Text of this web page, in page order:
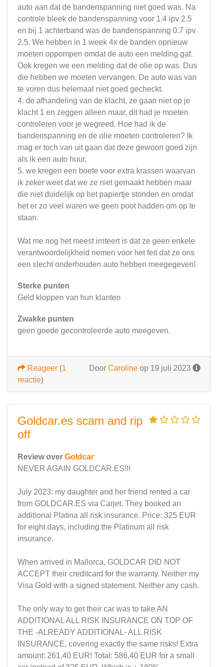
auto aan dat de bandenspanning niet goed was. Na
controle bleek de bandenspanning voor 1.4 ipv 2.5
en bij 1 achterband was de bandenspanning 0.7 ipv
2.5. We hebben in 1 week 4x de banden opnieuw
moeten oppompen omdat de auto een melding gaf.
Ook kregen we een melding dat de olie op was. Dus
die hebben we moeten vervangen. De auto was van
te voren dus helemaal niet goed gecheckt.
4. de afhandeling van de klacht, ze gaan niet op je
klacht 1 en zeggen alleen maar, dit had je moeten
controleren voor je wegreed. Hoe had ik de
bandenspanning en de olie moeten controleren? Ik
mag er toch van uit gaan dat deze gewoon goed zijn
als ik een auto huur.
5. we kregen een boete voor extra krassen waarvan
ik zeker weet dat we ze niet gemaakt hebben maar
die niet duidelijk op het papiertje stonden en omdat
het er zo veel waren we geen poot hadden om op te
staan.
Wat me nog het meest irriteert is dat ze geen enkele
verantwoordelijkheid nemen voor het feit dat ze ons
een slecht onderhouden auto hebben meegegeven!
Sterke punten
Geld kloppen van hun klanten
Zwakke punten
geen goede gecontroleerde auto meegeven.
Door Caroline op 19 juli 2023
Reageer (1
reactie)
Goldcar.es scam and rip
off
Review over Goldcar
NEVER AGAIN GOLDCAR.ES!!!
July 2023: my daughter and her friend rented a car
from GOLDCAR.ES via Carjet. They booked an
additional Platina all risk insurance. Price: 325 EUR
for eight days, including the Platinum all risk
insurance.
When arrived in Mallorca, GOLDCAR DID NOT
ACCEPT their creditcard for the warranty. Neither my
Visa Gold with a signed statement. Neither any cash.
The only way to get their car was to take AN
ADDITIONAL ALL RISK INSURANCE ON TOP OF
THE -ALREADY ADDITIONAL- ALL RISK
INSURANCE, covering exactly the same risks! Extra
amount: 261,40 EUR! Total: 586,40 EUR for a small